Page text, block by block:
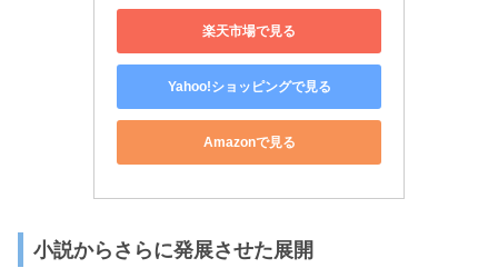
楽天市場で見る
Yahoo!ショッピングで見る
Amazonで見る
小説からさらに発展させた展開